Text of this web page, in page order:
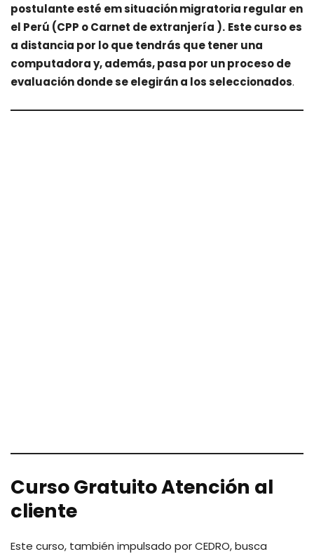
postulante esté em situación migratoria regular en
el Perú (CPP o Carnet de extranjería ). Este curso es
a distancia por lo que tendrás que tener una
computadora y, además, pasa por un proceso de
evaluación donde se elegirán a los seleccionados.
Curso Gratuito Atención al
cliente
Este curso, también impulsado por CEDRO, busca